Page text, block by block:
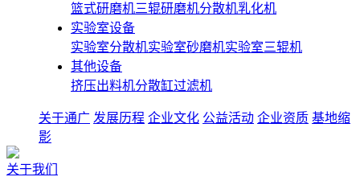
篮式研磨机三辊研磨机分散机乳化机
实验室设备
实验室分散机实验室砂磨机实验室三辊机
其他设备
挤压出料机分散缸过滤机
关于通广 发展历程 企业文化 公益活动 企业资质 基地缩
影
关于我们